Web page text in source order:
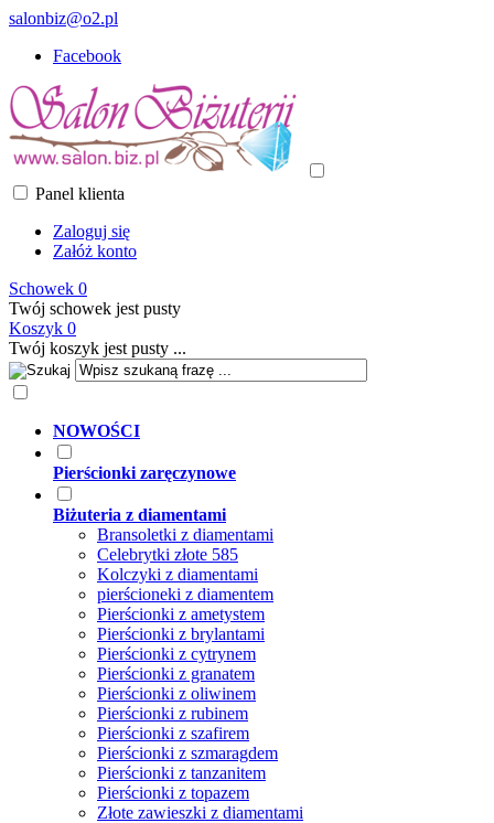
salonbiz@o2.pl
Facebook
Panel klienta
Zaloguj się
Załóż konto
Schowek 0
Twój schowek jest pusty
Koszyk 0
Twój koszyk jest pusty ...
NOWOŚCI
Pierścionki zaręczynowe
Biżuteria z diamentami
Bransoletki z diamentami
Celebrytki złote 585
Kolczyki z diamentami
pierścioneki z diamentem
Pierścionki z ametystem
Pierścionki z brylantami
Pierścionki z cytrynem
Pierścionki z granatem
Pierścionki z oliwinem
Pierścionki z rubinem
Pierścionki z szafirem
Pierścionki z szmaragdem
Pierścionki z tanzanitem
Pierścionki z topazem
Złote zawieszki z diamentami